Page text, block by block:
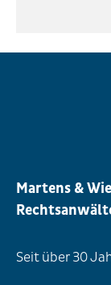
Martens &
Seit über 30